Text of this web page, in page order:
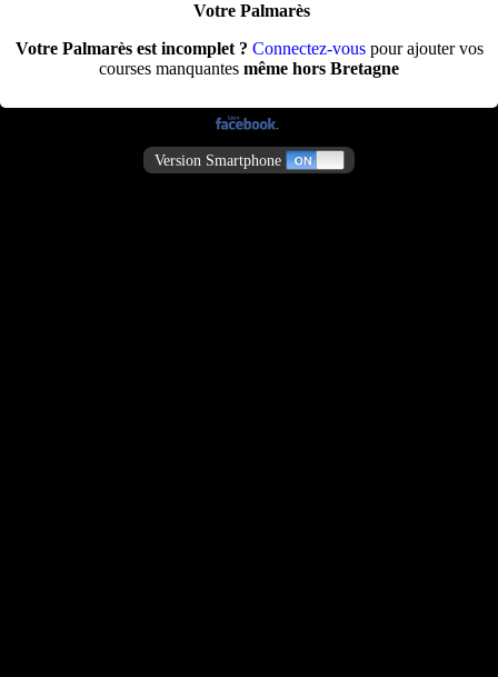
Votre Palmarès
Votre Palmarès est incomplet ? Connectez-vouspour ajouter vos
courses manquantes même hors Bretagne
Version Smartphone